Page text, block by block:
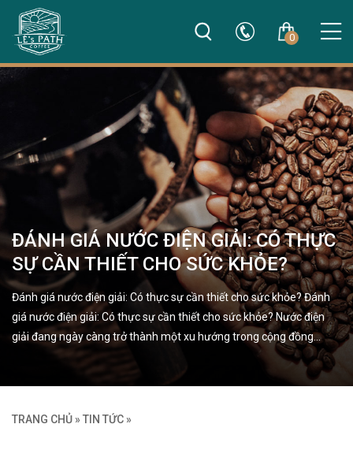
0
ĐÁNH GIÁ NƯỚC ĐIỆN GIẢI: CÓ THỰC
SỰ CẦN THIẾT CHO SỨC KHỎE?
Đánh giá nước điện giải: Có thực sự cần thiết cho sức khỏe? Đánh
giá nước điện giải: Có thực sự cần thiết cho sức khỏe? Nước điện
giải đang ngày càng trở thành một xu hướng trong cộng đồng…
TRANG CHỦ » TIN TỨC »